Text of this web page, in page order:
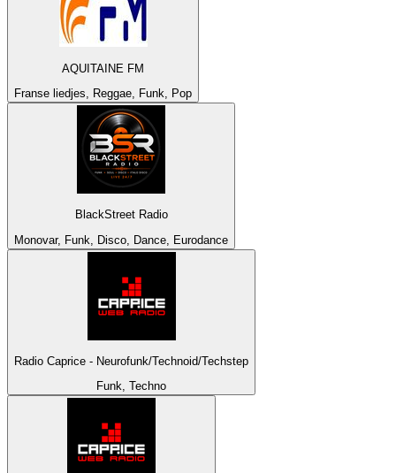
AQUITAINE FM
Franse liedjes, Reggae, Funk, Pop
BlackStreet Radio
Monovar, Funk, Disco, Dance, Eurodance
Radio Caprice - Neurofunk/Technoid/Techstep
Funk, Techno